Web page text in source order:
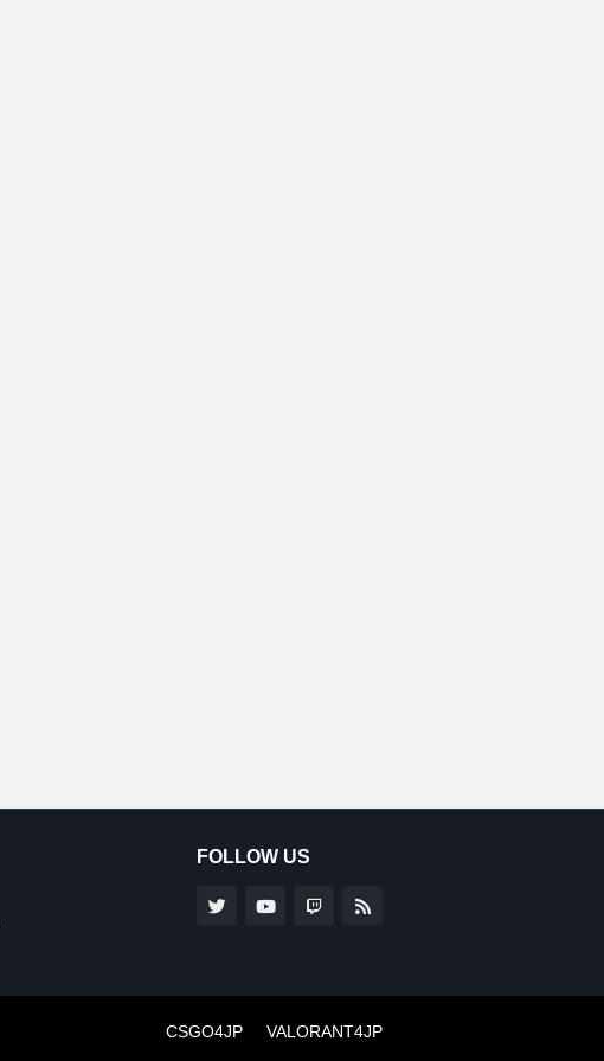
FOLLOW US
CSGO4JP VALORANT4JP